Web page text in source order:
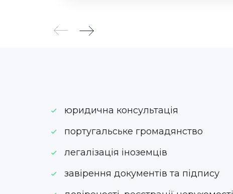
юридична консультація
португальське громадянство
легалізація іноземців
завірення документів та підпису